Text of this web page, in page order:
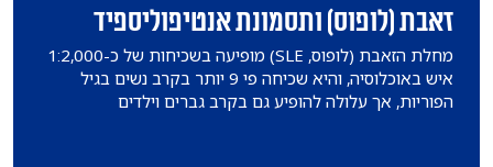
זאבת (לופוס) ותסמונת אנטיפוליספיד
מחלת הזאבת (לופוס, SLE) מופיעה בשכיחות של כ-1:2,000
איש באוכלוסיה, והיא שכיחה פי 9 יותר בקרב נשים בגיל
הפוריות, אך עלולה להופיע גם בקרב גברים וילדים